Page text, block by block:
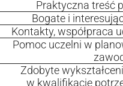
Praktyczna treść
Bogate i
Kontakty, współpraca
Pomoc uczelni w
Zdobyte
w kwalifikacje